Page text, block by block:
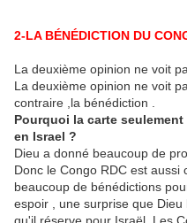
2-LA BÉNÉDICTION DU
La deuxième opinion ne voit
La deuxième opinion ne voit
contraire ,la bénédiction .
Pourquoi la carte
en Israel ?
Dieu a donné beaucoup de
Donc le Congo RDC est
beaucoup de bénédictions
espoir , une surprise que